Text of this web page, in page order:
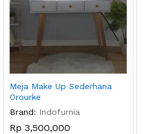
Meja Make Up Sederhana
Orourke
Brand: Indofurnia
Rp 3,500,000